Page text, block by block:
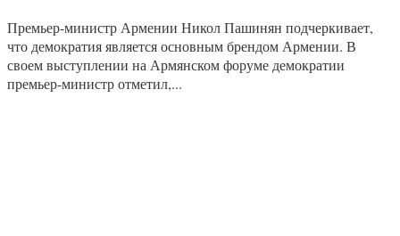
Премьер-министр Армении Никол Пашинян подчеркивает,
что демократия является основным брендом Армении. В
своем выступлении на Армянском форуме демократии
премьер-министр отметил,...